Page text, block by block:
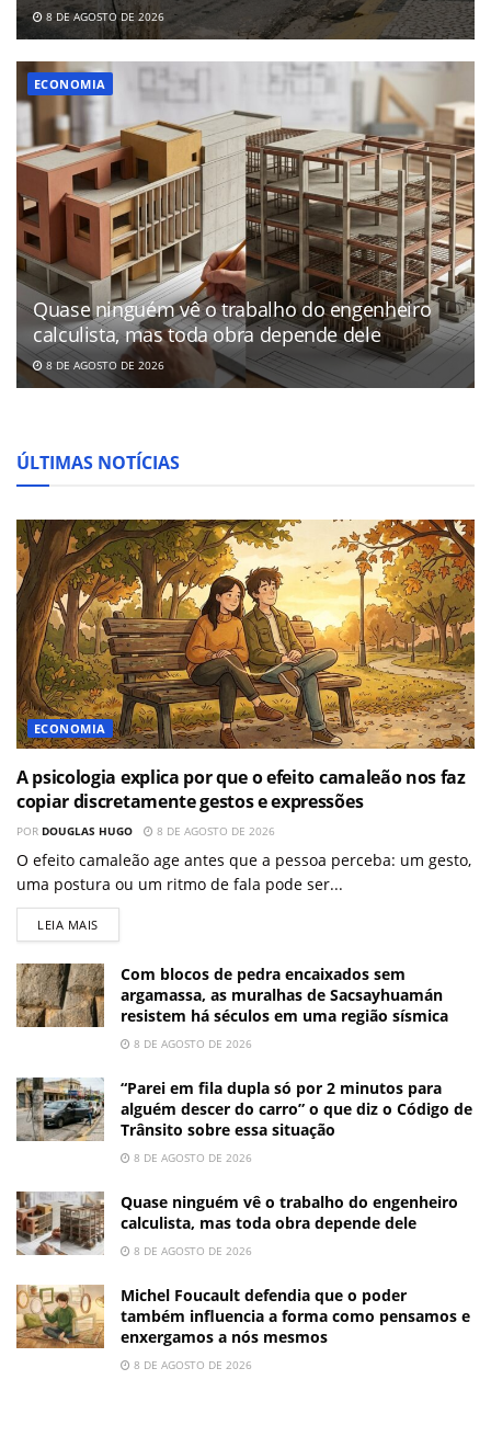
8 DE AGOSTO DE 2026
ECONOMIA
Quase ninguém vê o trabalho do engenheiro
calculista, mas toda obra depende dele
8 DE AGOSTO DE 2026
ÚLTIMAS NOTÍCIAS
ECONOMIA
A psicologia explica por que o efeito camaleão nos faz
copiar discretamente gestos e expressões
POR DOUGLAS HUGO 8 DE AGOSTO DE 2026
O efeito camaleão age antes que a pessoa perceba: um gesto,
uma postura ou um ritmo de fala pode ser...
LEIA MAIS
Com blocos de pedra encaixados sem
argamassa, as muralhas de Sacsayhuamán
resistem há séculos em uma região sísmica
8 DE AGOSTO DE 2026
“Parei em fila dupla só por 2 minutos para
alguém descer do carro” o que diz o Código de
Trânsito sobre essa situação
8 DE AGOSTO DE 2026
Quase ninguém vê o trabalho do engenheiro
calculista, mas toda obra depende dele
8 DE AGOSTO DE 2026
Michel Foucault defendia que o poder
também influencia a forma como pensamos e
enxergamos a nós mesmos
8 DE AGOSTO DE 2026